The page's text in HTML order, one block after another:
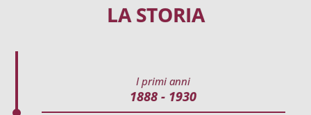
LA STORIA
I primi anni
1888 - 1930